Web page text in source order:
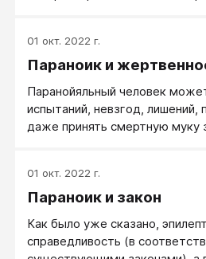
самостоятельность
делает это нередко с шумом и
«предатель». Люди вокруг
Возле него калейдоскоп
черпает новых друзей.
то есть только своих адептов.
01 окт. 2022 г.
Параноик и
Паранойяльный человек
испытаний, невзгод, лишений,
даже принять смертную муку за
поставили памятник. А ради
говорить того, что не считал
01 окт. 2022 г.
Параноик и закон
Как было уже сказано,
справедливость (в